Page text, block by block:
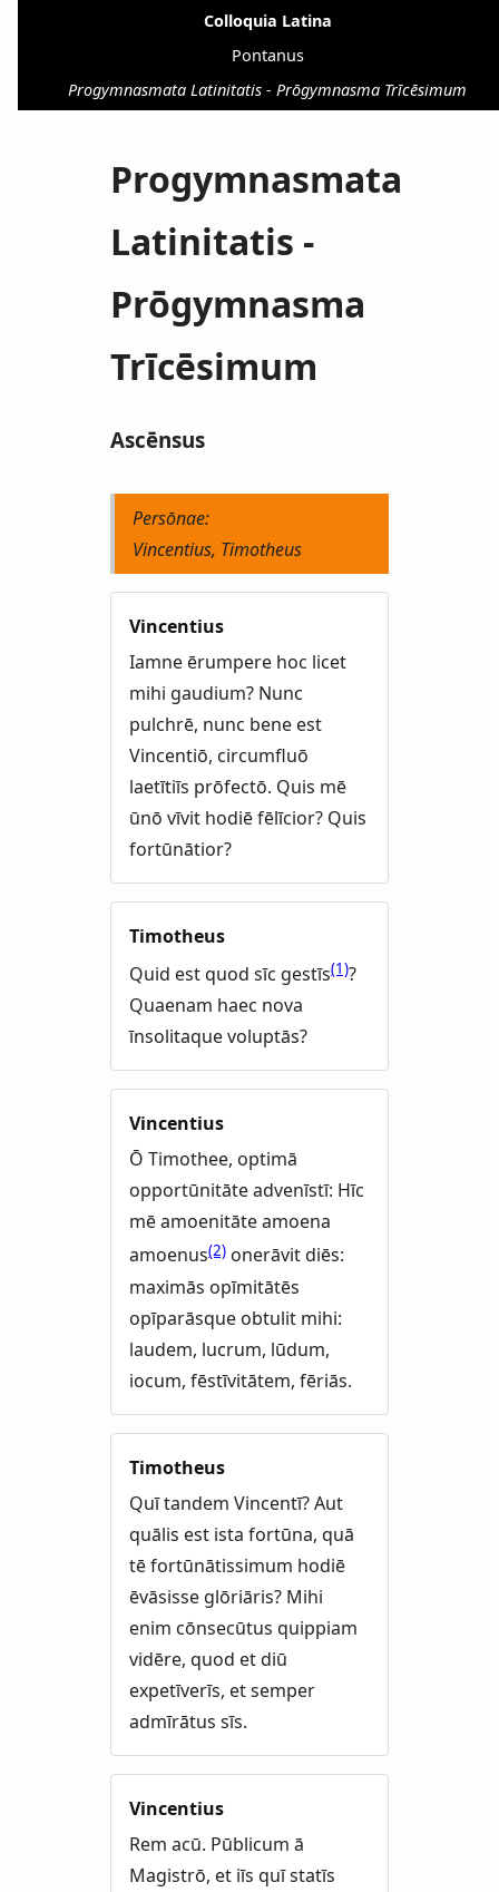
Colloquia Latina
Pontanus
Progymnasmata Latinitatis - Prōgymnasma Trīcēsimum
Progymnasmata
Latinitatis -
Prōgymnasma
Trīcēsimum
Ascēnsus
Persōnae:
Vincentius, Timotheus
Vincentius
Iamne ērumpere hoc licet
mihi gaudium? Nunc
pulchrē, nunc bene est
Vincentiō, circumfluō
laetītiīs prōfectō. Quis mē
ūnō vīvit hodiē fēlīcior? Quis
fortūnātior?
Timotheus
Quid est quod sīc gestīs(1)?
Quaenam haec nova
īnsolitaque voluptās?
Vincentius
Ō Timothee, optimā
opportūnitāte advenīstī: Hīc
mē amoenitāte amoena
amoenus(2)onerāvit diēs:
maximās opīmitātēs
opīparāsque obtulit mihi:
laudem, lucrum, lūdum,
iocum, fēstīvitātem, fēriās.
Timotheus
Quī tandem Vincentī? Aut
quālis est ista fortūna, quā
tē fortūnātissimum hodiē
ēvāsisse glōriāris? Mihi
enim cōnsecūtus quippiam
vidēre, quod et diū
expetīverīs, et semper
admīrātus sīs.
Vincentius
Rem acū. Pūblicum ā
Magistrō, et iīs quī statīs